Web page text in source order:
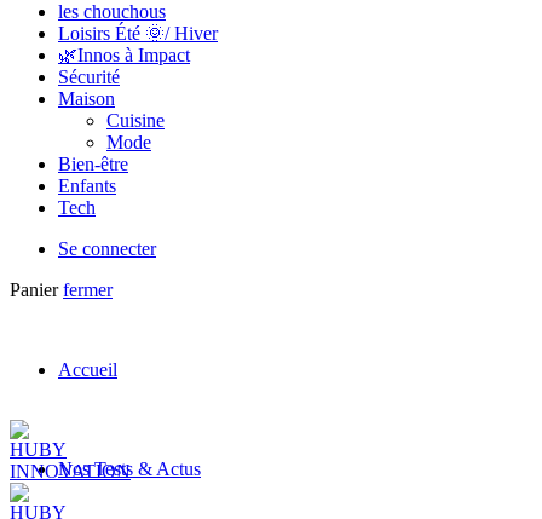
les chouchous
Loisirs Été 🌞/ Hiver
🌿Innos à Impact
Sécurité
Maison
Cuisine
Mode
Bien-être
Enfants
Tech
Se connecter
Panier fermer
Accueil
Nos Tests & Actus